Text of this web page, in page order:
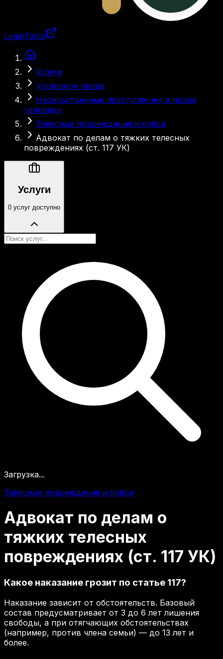
LegalTools
Услуги
Уголовное право
Насильственные преступления и права
человека
Телесные повреждения и побои
Адвокат по делам о тяжких телесных
повреждениях (ст. 117 УК)
Услуги
0 услуг доступно
Загрузка...
Телесные повреждения и побои
Адвокат по делам о
тяжких телесных
повреждениях (ст. 117 УК)
Какое наказание грозит по статье 117?
Наказание зависит от обстоятельств. Базовый
состав предусматривает от 3 до 6 лет лишения
свободы, а при отягчающих обстоятельствах
(например, против члена семьи) — до 13 лет и
более.